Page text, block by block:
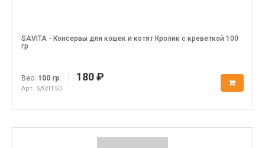
SAVITA - Консервы для кошек и котят Кролик с креветкой 100
гр
Вес: 100 гр. | 180 ₽
Арт. SAVIT50